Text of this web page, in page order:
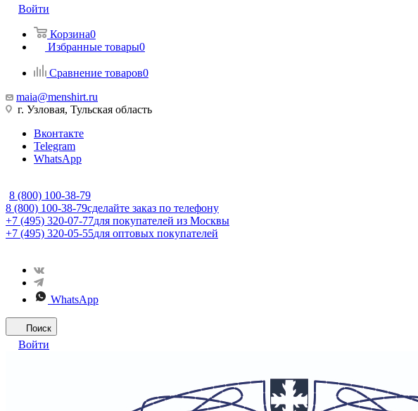
Войти
Корзина0
Избранные товары0
Сравнение товаров0
maia@menshirt.ru
г. Узловая, Тульская область
Вконтакте
Telegram
WhatsApp
8 (800) 100-38-79
8 (800) 100-38-79сделайте заказ по телефону
+7 (495) 320-07-77для покупателей из Москвы
+7 (495) 320-05-55для оптовых покупателей
WhatsApp
Поиск
Войти